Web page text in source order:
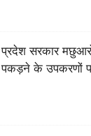
प्रदेश सरकार
पकड़ने के उपकरणों